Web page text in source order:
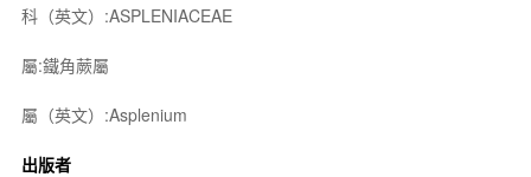
科（英文）:ASPLENIACEAE
屬:鐵角蕨屬
屬（英文）:Asplenium
出版者